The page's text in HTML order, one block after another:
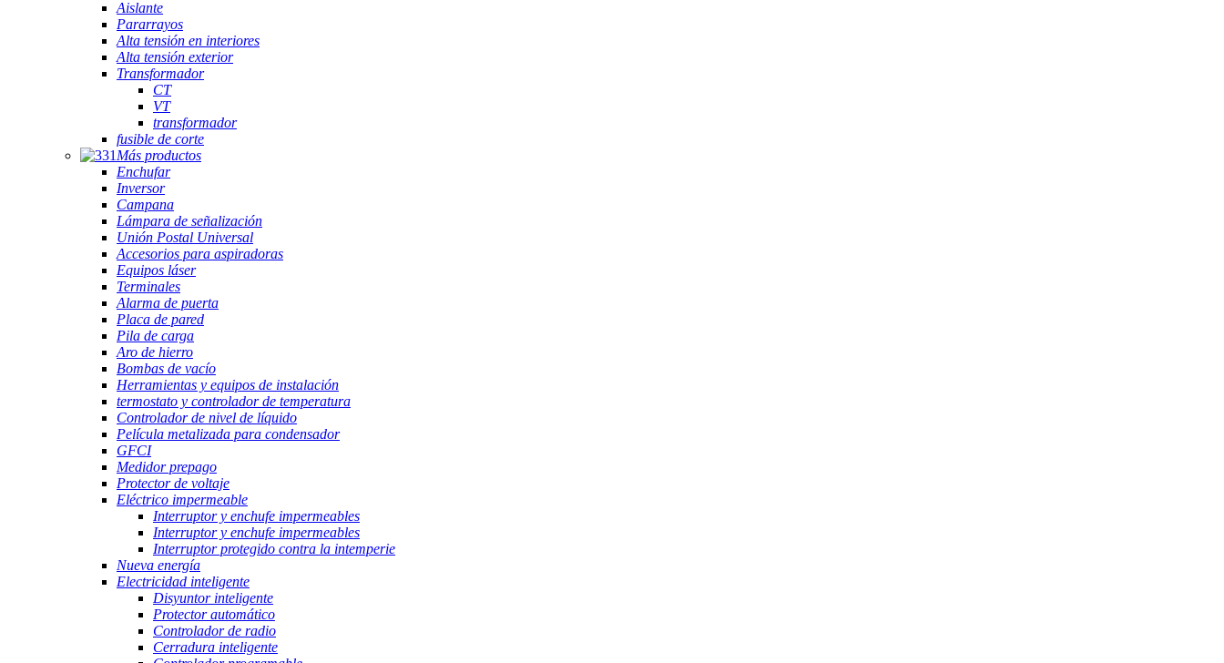
Aislante
Pararrayos
Alta tensión en interiores
Alta tensión exterior
Transformador
CT
VT
transformador
fusible de corte
Más productos
Enchufar
Inversor
Campana
Lámpara de señalización
Unión Postal Universal
Accesorios para aspiradoras
Equipos láser
Terminales
Alarma de puerta
Placa de pared
Pila de carga
Aro de hierro
Bombas de vacío
Herramientas y equipos de instalación
termostato y controlador de temperatura
Controlador de nivel de líquido
Película metalizada para condensador
GFCI
Medidor prepago
Protector de voltaje
Eléctrico impermeable
Interruptor y enchufe impermeables
Interruptor y enchufe impermeables
Interruptor protegido contra la intemperie
Nueva energía
Electricidad inteligente
Disyuntor inteligente
Protector automático
Controlador de radio
Cerradura inteligente